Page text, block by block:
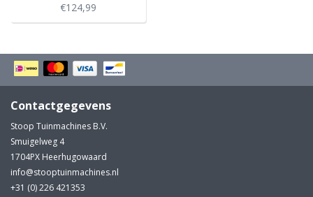
€124,99
Contactgegevens
Stoop Tuinmachines B.V.
Smuigelweg 4
1704PX Heerhugowaard
info@stooptuinmachines.nl
+31 (0) 226 421353